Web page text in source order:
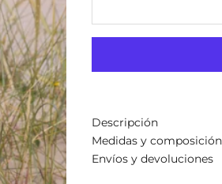
Descripción
Medidas y composición
Envíos y devoluciones